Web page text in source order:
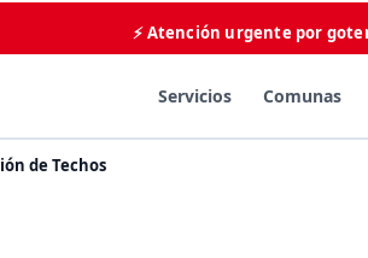
⚡ Atención urgente por
Servicios Comunas
de Techos